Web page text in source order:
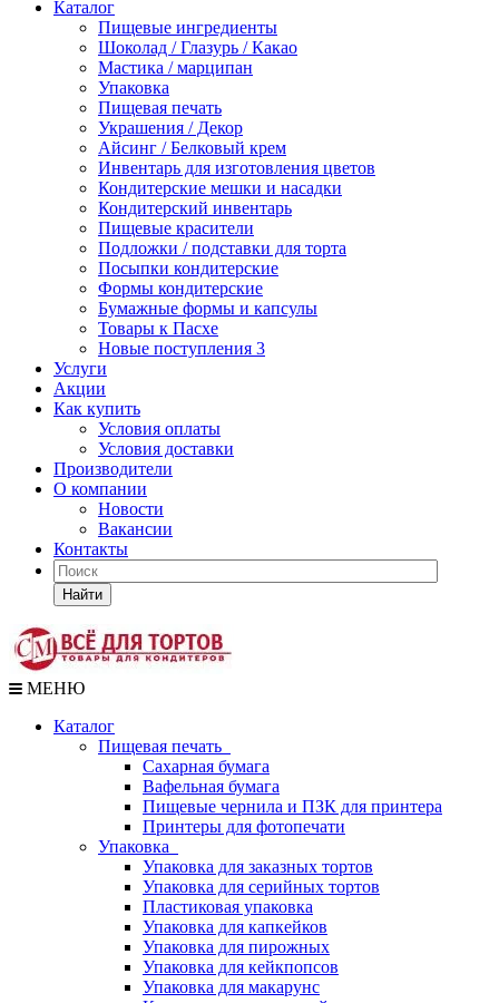
Каталог
Пищевые ингредиенты
Шоколад / Глазурь / Какао
Мастика / марципан
Упаковка
Пищевая печать
Украшения / Декор
Айсинг / Белковый крем
Инвентарь для изготовления цветов
Кондитерские мешки и насадки
Кондитерский инвентарь
Пищевые красители
Подложки / подставки для торта
Посыпки кондитерские
Формы кондитерские
Бумажные формы и капсулы
Товары к Пасхе
Новые поступления 3
Услуги
Акции
Как купить
Условия оплаты
Условия доставки
Производители
О компании
Новости
Вакансии
Контакты
Найти
МЕНЮ
Каталог
Пищевая печать
Сахарная бумага
Вафельная бумага
Пищевые чернила и ПЗК для принтера
Принтеры для фотопечати
Упаковка
Упаковка для заказных тортов
Упаковка для серийных тортов
Пластиковая упаковка
Упаковка для капкейков
Упаковка для пирожных
Упаковка для кейкпопсов
Упаковка для макарунс